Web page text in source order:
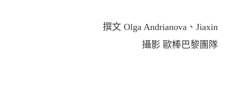
撰文 Olga Andrianova、Jiaxin
攝影 歐棒巴黎團隊